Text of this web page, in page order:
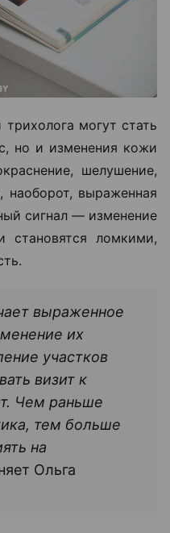
могут стать
но и изменения кожи
шелушение,
выраженная
сигнал — изменение
становятся ломкими,
выраженное
их
участков
визит к
Чем раньше
тем больше
на
Ольга